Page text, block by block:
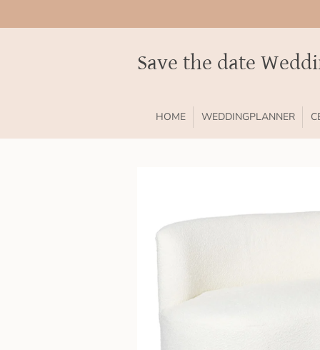
direct
Save the date
HOME WEDDINGPLANNER